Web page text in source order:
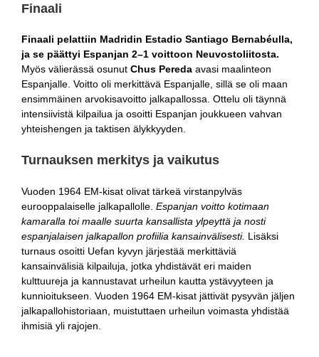
Finaali
Finaali pelattiin Madridin Estadio Santiago Bernabéulla,
ja se päättyi Espanjan 2–1 voittoon Neuvostoliitosta.
Myös välierässä osunut Chus Pereda avasi maalinteon
Espanjalle. Voitto oli merkittävä Espanjalle, sillä se oli maan
ensimmäinen arvokisavoitto jalkapallossa. Ottelu oli täynnä
intensiivistä kilpailua ja osoitti Espanjan joukkueen vahvan
yhteishengen ja taktisen älykkyyden.
Turnauksen merkitys ja vaikutus
Vuoden 1964 EM-kisat olivat tärkeä virstanpylväs
eurooppalaiselle jalkapallolle. Espanjan voitto kotimaan
kamaralla toi maalle suurta kansallista ylpeyttä ja nosti
espanjalaisen jalkapallon profiilia kansainvälisesti. Lisäksi
turnaus osoitti Uefan kyvyn järjestää merkittäviä
kansainvälisiä kilpailuja, jotka yhdistävät eri maiden
kulttuureja ja kannustavat urheilun kautta ystävyyteen ja
kunnioitukseen. Vuoden 1964 EM-kisat jättivät pysyvän jäljen
jalkapallohistoriaan, muistuttaen urheilun voimasta yhdistää
ihmisiä yli rajojen.